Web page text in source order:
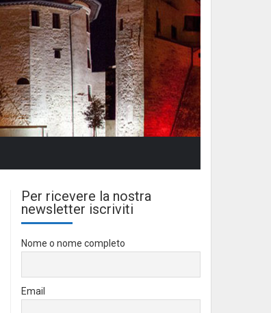
Per ricevere la nostra
newsletter iscriviti
Nome o nome completo
Email